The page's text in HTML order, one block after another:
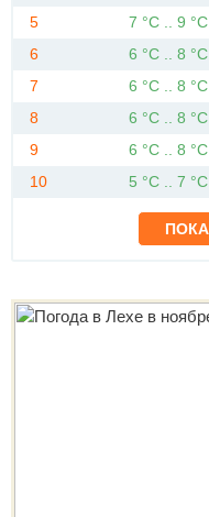
5
7 °C .. 9 °C
6
6 °C .. 8 °C
7
6 °C .. 8 °C
8
6 °C .. 8 °C
9
6 °C .. 8 °C
10
5 °C .. 7 °C